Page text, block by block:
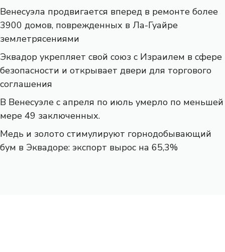
Венесуэла продвигается вперед в ремонте более
3900 домов, поврежденных в Ла-Гуайре
землетрясениями
Эквадор укрепляет свой союз с Израилем в сфере
безопасности и открывает двери для торгового
соглашения
В Венесуэле с апреля по июль умерло по меньшей
мере 49 заключенных.
Медь и золото стимулируют горнодобывающий
бум в Эквадоре: экспорт вырос на 65,3%